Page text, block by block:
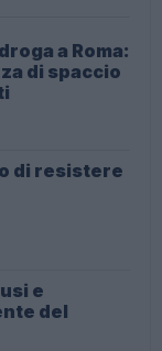
a Roma:
di spaccio
di resistere
e
del